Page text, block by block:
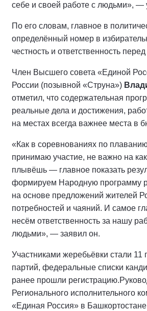
себе и своей работе с людьми», —
По его словам, главное в
определённый номер в
честность и ответственность
Член Высшего совета «Единой
России (позывной «Струна»)
отметил, что содержательная
реальные дела и достижения,
на местах всегда важнее места в
«Как в соревнованиях по
принимаю участие, не важно на
плывёшь — главное показать
формируем Народную программу
на основе предложений жителей
потребностей и чаяний. И самое
несём ответственность за нашу
людьми», — заявил он.
Участниками жеребьёвки стали 11
партий, федеральные списки
ранее прошли регистрацию.
Регионального исполнительного
«Единая Россия» в Башкортостане